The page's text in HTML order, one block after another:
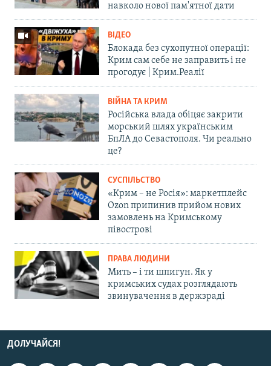
навколо нової пам'ятної дати
ВІДЕО
Блокада без сухопутної операції:
Крим сам себе не заправить і не
прогодує | Крим.Реалії
ВІЙНА ТА КРИМ
Російська влада обіцяє закрити
морський шлях українським
БпЛА до Севастополя. Чи реально
це?
СУСПІЛЬСТВО
«Крим – не Росія»: маркетплейс
Ozon припинив прийом нових
замовлень на Кримському
півострові
ПРАВА ЛЮДИНИ
Мить – і ти шпигун. Як у
кримських судах розглядають
звинувачення в держзраді
ДОЛУЧАЙСЯ!